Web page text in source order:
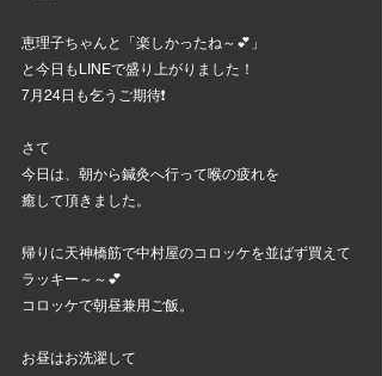
恵理子ちゃんと「楽しかったね～💕」
と今日もLINEで盛り上がりました！
7月24日も乞うご期待❗
さて
今日は、朝から鍼灸へ行って喉の疲れを
癒して頂きました。
帰りに天神橋筋で中村屋のコロッケを並ばず買えて
ラッキー～～💕
コロッケで朝昼兼用ご飯。
お昼はお洗濯して